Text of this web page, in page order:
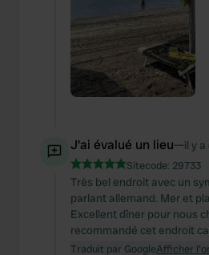
J'ai évalué un lieu—il y
Sitecode: 29733
Très bel endroit avec un
parlant allemand. Mer et
Excellent dîner pour nous
recommandé cet endroit
Traduit par GoogleAfficher